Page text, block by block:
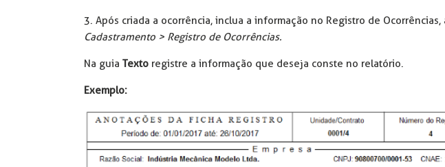
3. Após criada a ocorrência, inclua a informação no Registro de Ocorrências,
Cadastramento > Registro de Ocorrências.
Na guia Texto registre a informação que deseja conste no relatório.
Exemplo: